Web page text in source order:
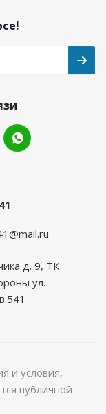
д. 9, ТК
ул.
и условия,
публичной